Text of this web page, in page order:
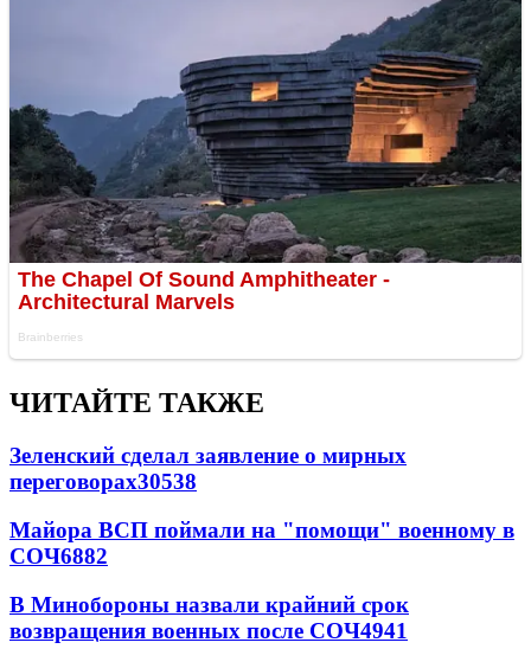
ЧИТАЙТЕ ТАКЖЕ
Зеленский сделал заявление о мирных
переговорах30538
Майора ВСП поймали на "помощи" военному в
СОЧ6882
В Минобороны назвали крайний срок
возвращения военных после СОЧ4941